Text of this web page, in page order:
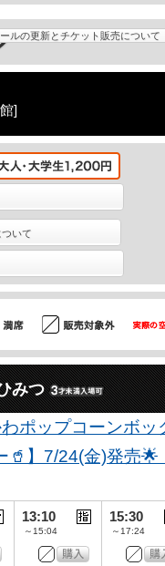
ールの更新とチケット販売について
]
いて
みつ
ポップコーンボ
🥤】7/24(金)発売
13:10
～15:04
15:30
～17:24